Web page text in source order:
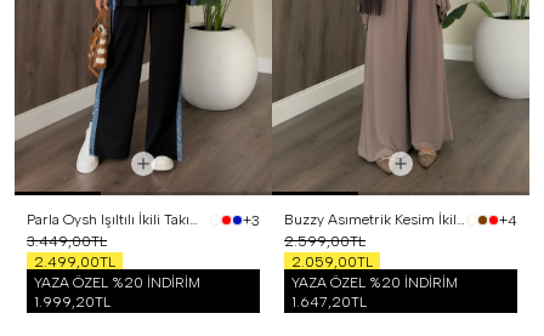
Parla Oysh Işıltılı İkili Takım Siyah
+3
3.449,00TL
2.499,00TL
YAZA ÖZEL %20 İNDİRİM
1.999,20TL
Buzzy Asımetrik Kesim İkili Takım Vizon
+4
2.599,00TL
2.059,00TL
YAZA ÖZEL %20 İNDİRİM
1.647,20TL